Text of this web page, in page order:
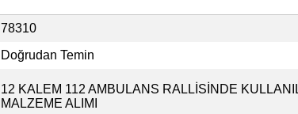
78310
Doğrudan Temin
12 KALEM 112 AMBULANS RALLİSİNDE
MALZEME ALIMI